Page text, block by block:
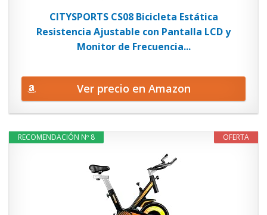
CITYSPORTS CS08 Bicicleta Estática
Resistencia Ajustable con Pantalla LCD y
Monitor de Frecuencia...
Ver precio en Amazon
OFERTA
RECOMENDACIÓN Nº 8